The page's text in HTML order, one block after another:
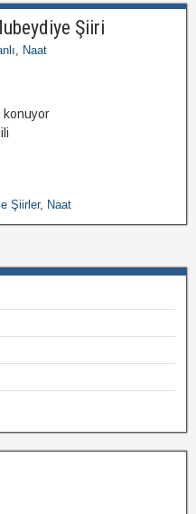
Şiiri
, Naat
konuyor
Şiirler, Naat